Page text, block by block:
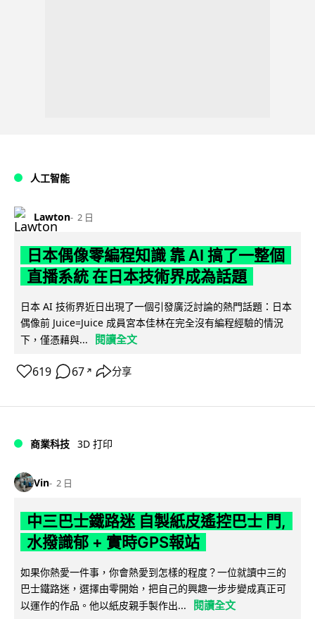
人工智能
Lawton 2 日
日本偶像零編程知識 靠 AI 搞了一整個
直播系統 在日本技術界成為話題
日本 AI 技術界近日出現了一個引發廣泛討論的熱門話題：日本
偶像前 Juice=Juice 成員宮本佳林在完全沒有編程經驗的情況
下，僅憑藉與...
閱讀全文
619 67 ↗ 分享
商業科技 3D 打印
Vin 2 日
中三巴士鐵路迷 自製紙皮遙控巴士 門,
水撥識郁 + 實時GPS報站
如果你熱愛一件事，你會熱愛到怎樣的程度？一位就讀中三的
巴士鐵路迷，選擇由零開始，把自己的興趣一步步變成真正可
以運作的作品。他以紙皮親手製作出...
閱讀全文